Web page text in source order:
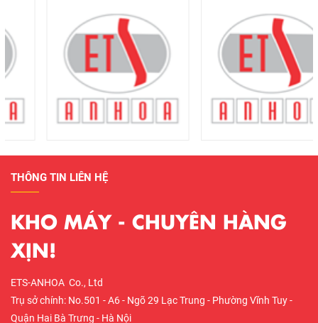
THÔNG TIN LIÊN HỆ
KHO MÁY - CHUYÊN HÀNG
XỊN!
ETS-ANHOA Co., Ltd
Trụ sở chính: No.501 - A6 - Ngõ 29 Lạc Trung - Phường Vĩnh Tuy -
Quận Hai Bà Trưng - Hà Nội